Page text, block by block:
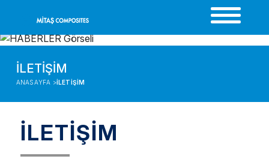
İLETİŞİM
ANASAYFA >İLETİŞİM
İLETİŞİM